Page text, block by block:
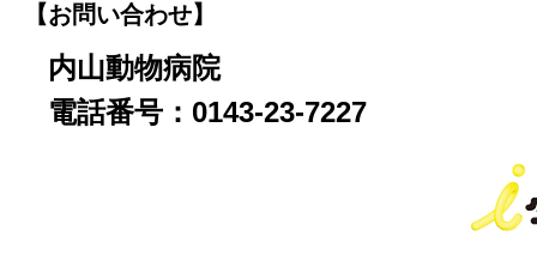
【お問い合わせ】
内山動物病院
電話番号：0143-23-7227